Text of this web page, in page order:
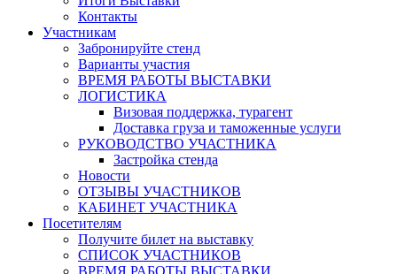
Контакты
Участникам
Забронируйте стенд
Варианты участия
ВРЕМЯ РАБОТЫ ВЫСТАВКИ
ЛОГИСТИКА
Визовая поддержка, турагент
Доставка груза и таможенные услуги
РУКОВОДСТВО УЧАСТНИКА
Застройка стенда
Новости
ОТЗЫВЫ УЧАСТНИКОВ
КАБИНЕТ УЧАСТНИКА
Посетителям
Получите билет на выставку
СПИСОК УЧАСТНИКОВ
ВРЕМЯ РАБОТЫ ВЫСТАВКИ